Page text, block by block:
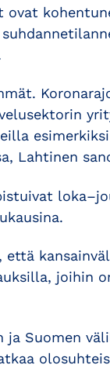
ovat
esimerkiksi
Lahtinen
joihin
Suomen